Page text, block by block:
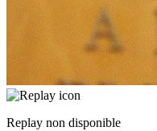
Replay non disponible